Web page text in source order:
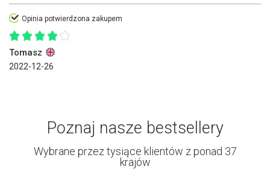
Opinia potwierdzona zakupem
Tomasz
2022-12-26
Poznaj nasze bestsellery
Wybrane przez tysiące klientów z ponad 37
krajów